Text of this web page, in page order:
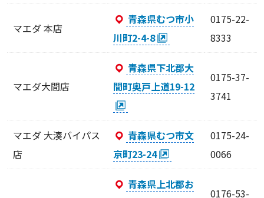
マエダ 本店
青森県むつ市小
川町2-4-8
0175-22-
8333
マエダ大間店
青森県下北郡大
間町奥戸上道19-12
0175-37-
3741
マエダ 大湊バイパス
店
青森県むつ市文
京町23-24
0175-24-
0066
青森県上北郡お
0176-53-